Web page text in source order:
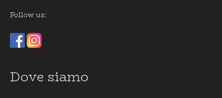
Follow us:
Dove siamo